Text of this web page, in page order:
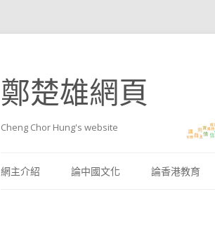
鄭楚雄網頁
Cheng Chor Hung's website
網主介紹
論中國文化 論香港教育